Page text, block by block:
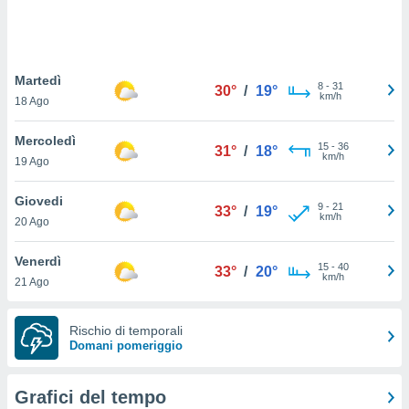
In
ti
per
nel
utilizzati
o
Martedì
18 Ago
30° / 19° 8- 31
km/h
Mercoledì
19 Ago
31° / 18° 15- 36
km/h
Giovedi
20 Ago
33° / 19° 9- 21
km/h
Venerdì
21 Ago
33° / 20° 15- 40
km/h
Rischio di temporali
Domani pomeriggio
Grafici del tempo